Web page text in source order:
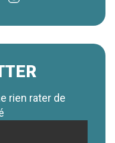
rien rater de